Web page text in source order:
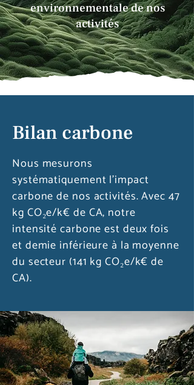
environnementale de nos
activités
Bilan carbone
Nous mesurons
systématiquement l’impact
carbone de nos activités. Avec 47
kg CO₂e/k€ de CA, notre
intensité carbone est deux fois
et demie inférieure à la moyenne
du secteur (141 kg CO₂e/k€ de
CA).